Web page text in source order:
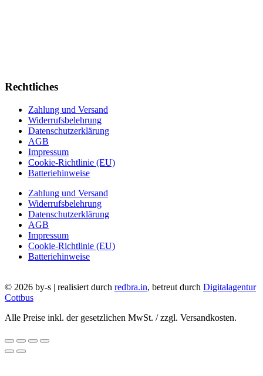
Rechtliches
Zahlung und Versand
Widerrufsbelehrung
Datenschutzerklärung
AGB
Impressum
Cookie-Richtlinie (EU)
Batteriehinweise
Zahlung und Versand
Widerrufsbelehrung
Datenschutzerklärung
AGB
Impressum
Cookie-Richtlinie (EU)
Batteriehinweise
© 2026 by-s | realisiert durch redbra.in, betreut durch Digitalagentur
Cottbus
Alle Preise inkl. der gesetzlichen MwSt. / zzgl. Versandkosten.